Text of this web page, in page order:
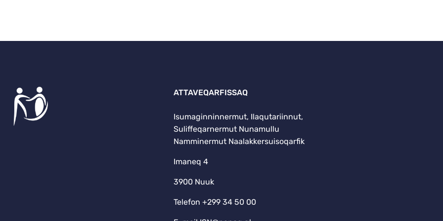
ATTAVEQARFISSAQ
Isumaginninnermut, Ilaqutariinnut,
Suliffeqarnermut Nunamullu
Namminermut Naalakkersuisoqarfik
Imaneq 4
3900 Nuuk
Telefon +299 34 50 00